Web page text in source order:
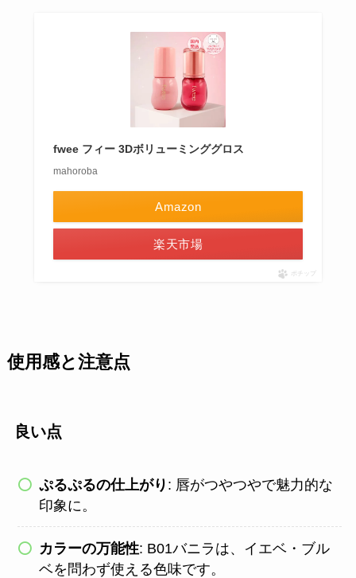
fwee フィー 3Dボリューミンググロス
mahoroba
Amazon
楽天市場
ポチップ
使用感と注意点
良い点
ぷるぷるの仕上がり : 唇がつやつやで魅力的な
印象に。
カラーの万能性: B01バニラは、イエベ・ブル
ベを問わず使える色味です。